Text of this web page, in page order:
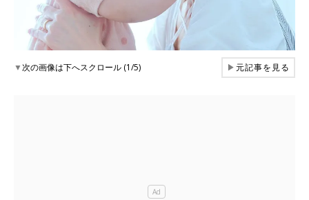
▼次の画像は下へスクロール (1/5) ▶元記事を見る